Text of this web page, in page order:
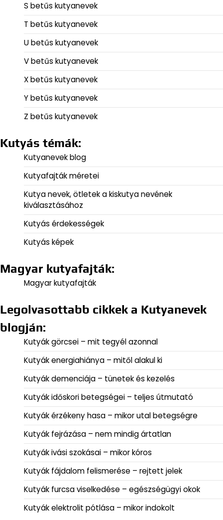
S betűs kutyanevek
T betűs kutyanevek
U betűs kutyanevek
V betűs kutyanevek
X betűs kutyanevek
Y betűs kutyanevek
Z betűs kutyanevek
Kutyás témák:
Kutyanevek blog
Kutyafajták méretei
Kutya nevek, ötletek a kiskutya nevének
kiválasztásához
Kutyás érdekességek
Kutyás képek
Magyar kutyafajták:
Magyar kutyafajták
Legolvasottabb cikkek a Kutyanevek
blogján:
Kutyák görcsei – mit tegyél azonnal
Kutyák energiahiánya – mitől alakul ki
Kutyák demenciája – tünetek és kezelés
Kutyák időskori betegségei – teljes útmutató
Kutyák érzékeny hasa – mikor utal betegségre
Kutyák fejrázása – nem mindig ártatlan
Kutyák ivási szokásai – mikor kóros
Kutyák fájdalom felismerése – rejtett jelek
Kutyák furcsa viselkedése – egészségügyi okok
Kutyák elektrolit pótlása – mikor indokolt